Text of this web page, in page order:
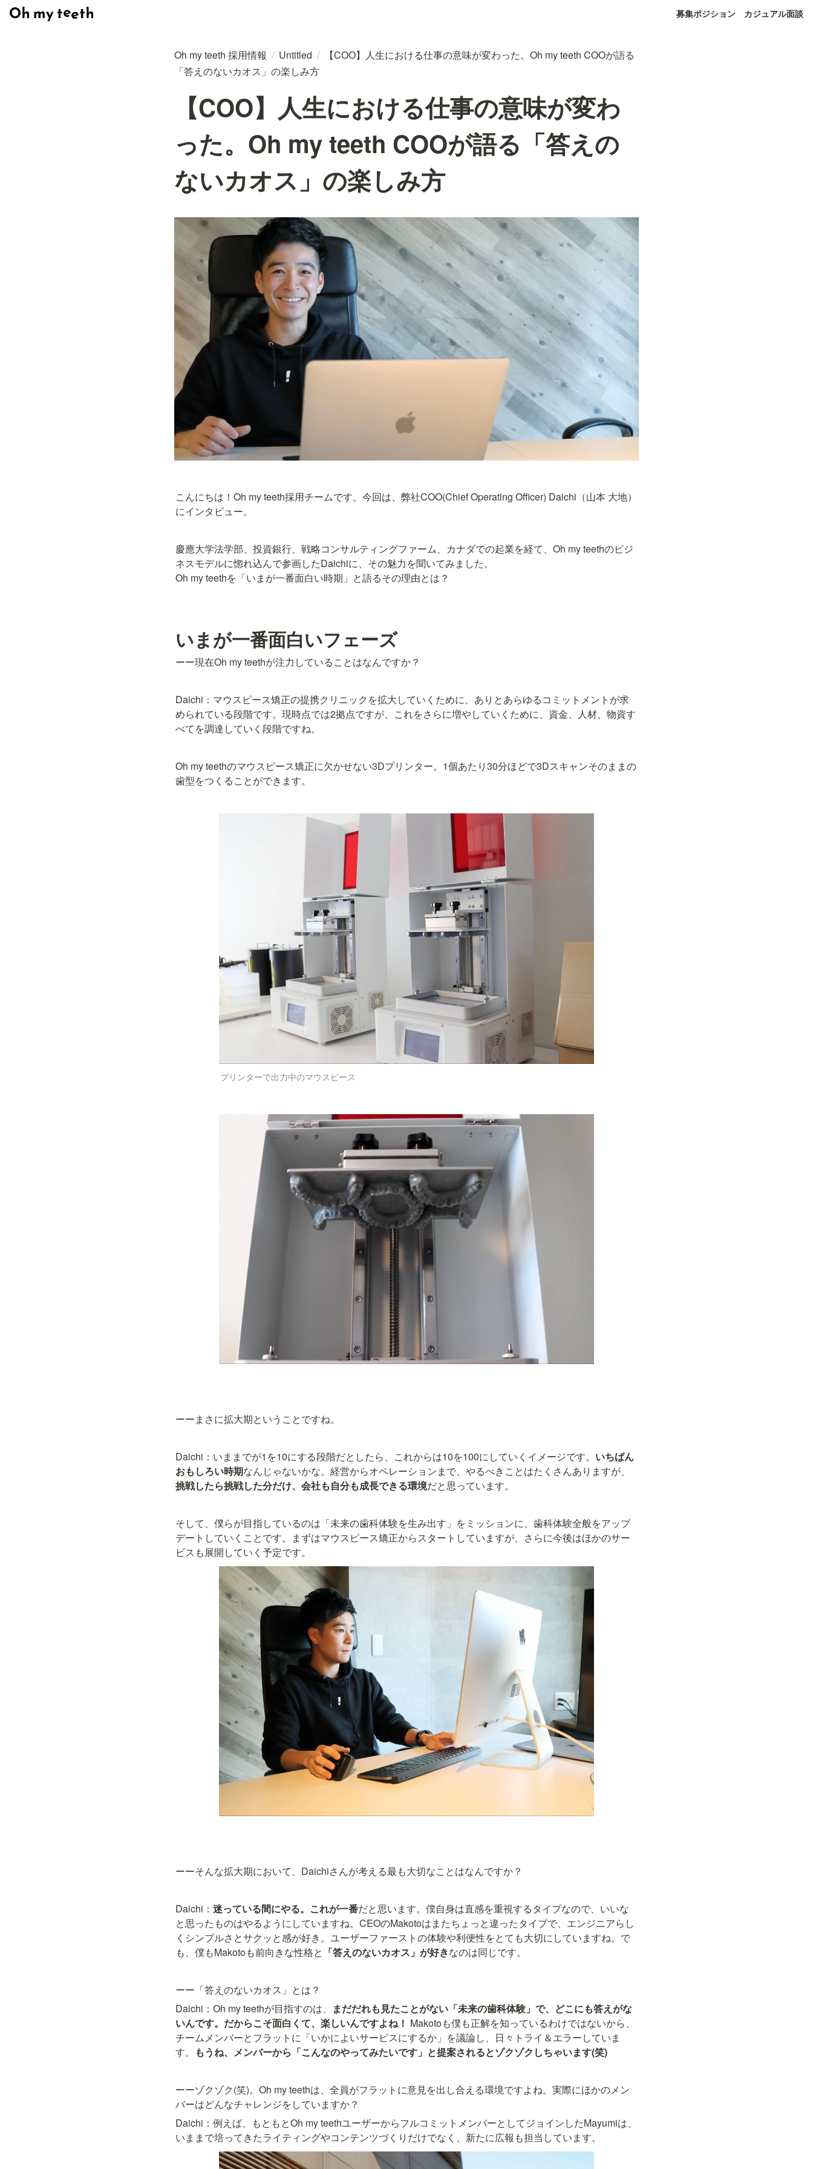
募集ポジション カジュアル面談
Oh my teeth 採用情報 / Untitled /
【COO】人生における仕事の意味が変わった。Oh my teeth COOが語る
「答えのないカオス」の楽しみ方
【COO】人生における仕事の意味が変わ
った。Oh my teeth COOが語る「答えの
ないカオス」の楽しみ方
こんにちは！Oh my teeth採用チームです。今回は、弊社COO(Chief Operating Officer) Daichi（山本 大地）
にインタビュー。
慶應大学法学部、投資銀行、戦略コンサルティングファーム、カナダでの起業を経て、Oh my teethのビジ
ネスモデルに惚れ込んで参画したDaichiに、その魅力を聞いてみました。
Oh my teethを「いまが一番面白い時期」と語るその理由とは？
いまが一番面白いフェーズ
ーー現在Oh my teethが注力していることはなんですか？
Daichi：マウスピース矯正の提携クリニックを拡大していくために、ありとあらゆるコミットメントが求
められている段階です。現時点では2拠点ですが、これをさらに増やしていくために、資金、人材、物資す
べてを調達していく段階ですね。
Oh my teethのマウスピース矯正に欠かせない3Dプリンター。1個あたり30分ほどで3Dスキャンそのままの
歯型をつくることができます。
プリンターで出力中のマウスピース
ーーまさに拡大期ということですね。
Daichi：いままでが1を10にする段階だとしたら、これからは10を100にしていくイメージです。 いちばん
おもしろい時期なんじゃないかな。経営からオペレーションまで、やるべきことはたくさんありますが、
挑戦したら挑戦した分だけ、会社も自分も成長できる環境だと思っています。
そして、僕らが目指しているのは「未来の歯科体験を生み出す」をミッションに、歯科体験全般をアップ
デートしていくことです。まずはマウスピース矯正からスタートしていますが、さらに今後はほかのサー
ビスも展開していく予定です。
ーーそんな拡大期において、Daichiさんが考える最も大切なことはなんですか？
Daichi： 迷っている間にやる。これが一番だと思います。僕自身は直感を重視するタイプなので、いいな
と思ったものはやるようにしていますね。CEOのMakotoはまたちょっと違ったタイプで、エンジニアらし
くシンプルさとサクッと感が好き。ユーザーファーストの体験や利便性をとても大切にしていますね。で
も、僕もMakotoも前向きな性格と 「答えのないカオス」が好きなのは同じです。
ーー「答えのないカオス」とは？
Daichi：Oh my teethが目指すのは、
まだだれも見たことがない「未来の歯科体験」で、どこにも答えがな
いんです。だからこそ面白くて、楽しいんですよね！ Makotoも僕も正解を知っているわけではないから、
チームメンバーとフラットに「いかによいサービスにするか」を議論し、日々トライ＆エラーしていま
す。
もうね、メンバーから「こんなのやってみたいです」と提案されるとゾクゾクしちゃいます(笑)
ーーゾクゾク(笑)。Oh my teethは、全員がフラットに意見を出し合える環境ですよね。実際にほかのメン
バーはどんなチャレンジをしていますか？
Daichi：例えば、もともとOh my teethユーザーからフルコミットメンバーとしてジョインしたMayumiは、
いままで培ってきたライティングやコンテンツづくりだけでなく、新たに広報も担当しています。